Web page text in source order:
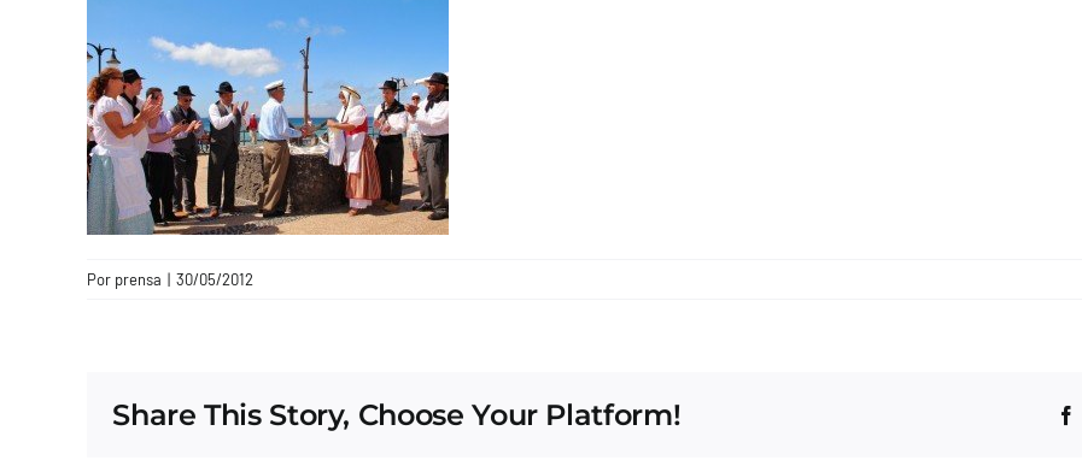
Por prensa | 30/05/2012
Share This Story, Choose Your Platform!